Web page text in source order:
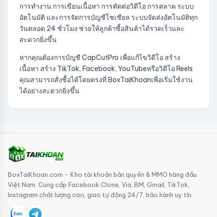
การทำงาน การเขียนเนื้อหา การตัดต่อวิดีโอ การตลาด ระบบ
อัตโนมัติ และการจัดการบัญชีโซเชียล ระบบจัดส่งอัตโนมัติทุก
วันตลอด 24 ชั่วโมง ช่วยให้ลูกค้าซื้อสินค้าได้รวดเร็วและ
สะดวกยิ่งขึ้น
หากคุณต้องการบัญชี CapCutPro เพื่อแก้ไขวิดีโอ สร้าง
เนื้อหา สร้าง TikTok, Facebook, YouTubeหรือวิดีโอ Reels
คุณสามารถสั่งซื้อได้โดยตรงที่ BoxTaiKhoanเพื่อเริ่มใช้งาน
ได้อย่างสะดวกยิ่งขึ้น
BoxTaiKhoan.com - Kho tài khoản bản quyền & MMO hàng đầu
Việt Nam. Cung cấp Facebook Clone, Via, BM, Gmail, TikTok,
Instagram chất lượng cao, giao tự động 24/7, bảo hành uy tín.